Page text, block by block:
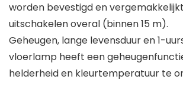
worden bevestigd en
uitschakelen overal (binnen 15 m).
Geheugen, lange levensduur en 1-
vloerlamp heeft een
helderheid en kleurtemperatuur te